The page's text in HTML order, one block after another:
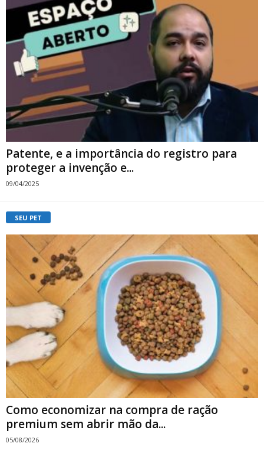
Patente, e a importância do registro para
proteger a invenção e...
09/04/2025
SEU PET
Como economizar na compra de ração
premium sem abrir mão da...
05/08/2026